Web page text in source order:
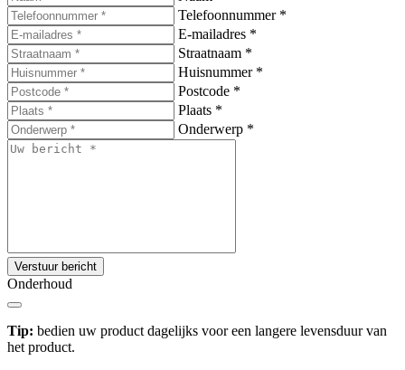
Telefoonnummer *
E-mailadres *
Straatnaam *
Huisnummer *
Postcode *
Plaats *
Onderwerp *
Verstuur bericht
Onderhoud
Tip: bedien uw product dagelijks voor een langere levensduur van
het product.